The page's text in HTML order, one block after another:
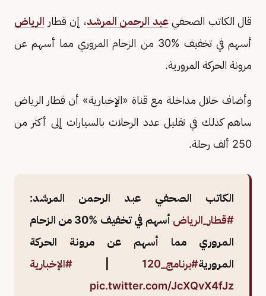
قال الكاتب الصحفيعبد الرحمن المرشد، إن قطار الرياض
أسهم في تخفيف %30 من الزحام المروري مما أسهم عن
مرونة الحركة المرورية.
وأضاف خلال مداخلة مع قناة «الإخبارية» أن قطار الرياض
ساهم كذلك في تقليل عدد الرحلات بالسيارات إلى أكثر من
250 ألف رحلة.
الكاتب الصحفي عبد الرحمن المرشد:
#قطار_الرياض
أسهم في تخفيف %30 من الزحام
المروري مما أسهم عن مرونة الحركة
المرورية#برنامج_120
#الإخبارية
pic.twitter.com/JcXQvX4fJz